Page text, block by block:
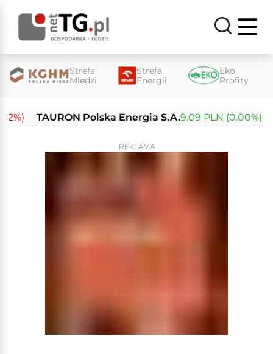
Strefa
Miedzi
Strefa
Energii
Eko
Profity
TAURON Polska Energia S.A.9.09 PLN (0.00%)
REKLAMA